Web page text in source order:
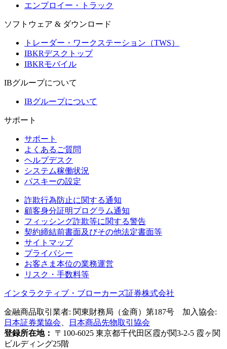
エンプロイー・トラック
ソフトウェア & ダウンロード
トレーダー・ワークステーション（TWS）
IBKRデスクトップ
IBKRモバイル
IBグループについて
IBグループについて
サポート
サポート
よくあるご質問
ヘルプデスク
システム稼働状況
パスキーの設定
詐欺行為防止に関する通知
顧客身分証明プログラム通知
フィッシング詐欺等に関する警告
契約締結前書面及びその他法定書面等
サイトマップ
プライバシー
お客さま本位の業務運営
リスク・手数料等
インタラクティブ・ブローカーズ証券株式会社
金融商品取引業者: 関東財務局（金商）第187号 加入協会:
日本証券業協会
日本商品先物取引協会
登録所在地：
〒100-6025 東京都千代田区霞が関3-2-5 霞ヶ関
ビルディング25階